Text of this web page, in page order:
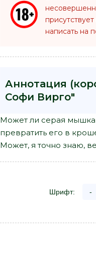
написать на
Аннотация
Софи Вирго"
Может ли серая мышка
превратить его в
Может, я точно знаю,
Шрифт: -